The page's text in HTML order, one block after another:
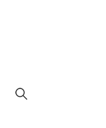
Pesquisar